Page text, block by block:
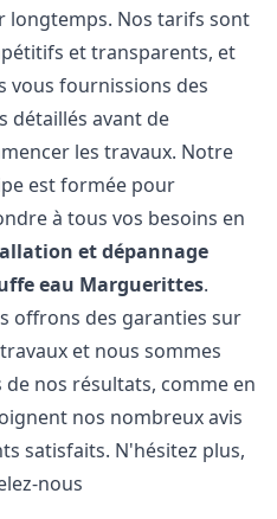
longtemps. Nos tarifs sont
et transparents, et
vous fournissions des
détaillés avant de
les travaux. Notre
est formée pour
à tous vos besoins en
et dépannage
eau Marguerittes.
offrons des garanties sur
et nous sommes
de nos résultats, comme en
nos nombreux avis
satisfaits. N'hésitez plus,
nous